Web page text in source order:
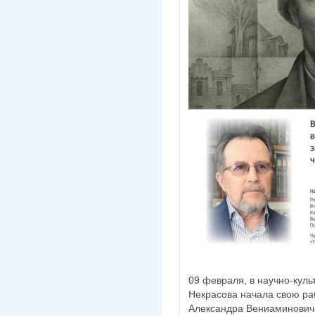
09 февраля, в научно-
Некрасова начала свою
Александра